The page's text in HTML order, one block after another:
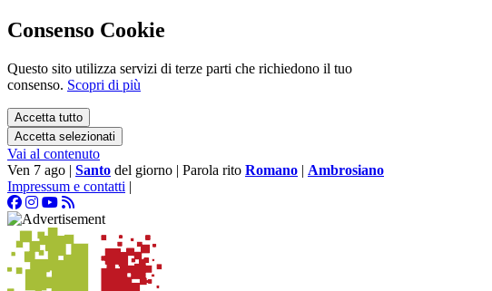
Consenso Cookie
Questo sito utilizza servizi di terze parti che richiedono il tuo
consenso. Scopri di più
Accetta tutto
Accetta selezionati
Vai al contenuto
Ven 7 ago | Santo del giorno | Parola rito Romano | Ambrosiano
Impressum e contatti |